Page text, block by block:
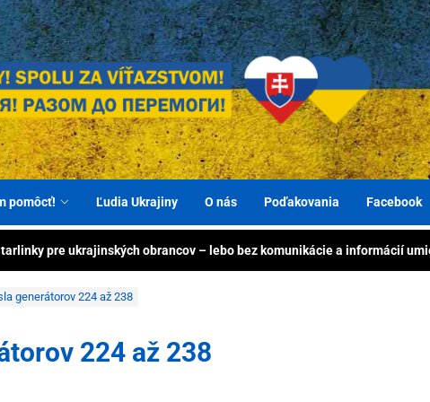
pomáhame ľuďom
життя! Разом до перемоги!
pomôcť! Ľudia Ukrajiny O nás Poďakovania Facebook
zachraňujú životy – pomôžme 2× vďaka výrobe priamo na Ukrajine
energiu ukrajinským obrancom: generátory, nabíjacie stanice a
pre ukrajinských obrancov – lebo bez komunikácie a informácií
pre ľudí v Ukrajine – pomôžme humanitárnym centrám aj vojakom
energiu ukrajinským obrancom: generátory, nabíjacie stanice a
generátorov 224 až 238
224 až 238